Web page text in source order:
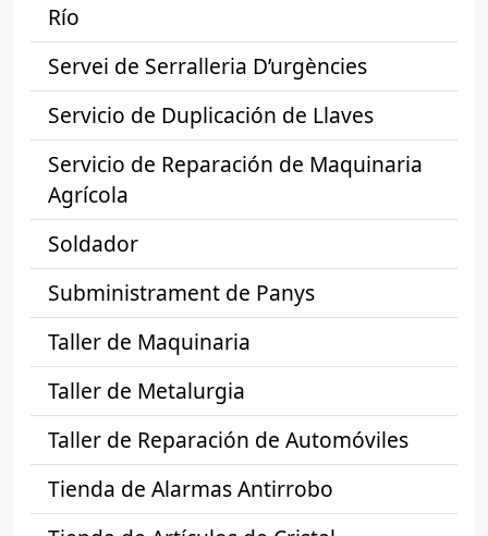
Río
Servei de Serralleria D’urgències
Servicio de Duplicación de Llaves
Servicio de Reparación de Maquinaria
Agrícola
Soldador
Subministrament de Panys
Taller de Maquinaria
Taller de Metalurgia
Taller de Reparación de Automóviles
Tienda de Alarmas Antirrobo